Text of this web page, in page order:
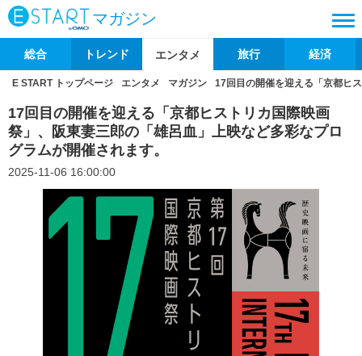
マガジン
総合 トレンド エンタメ 旅行 経済
E START トップページ エンタメ マガジン 17回目の開催を迎える「京都ヒ
17回目の開催を迎える「京都ヒストリカ国際映画
祭」、阪東妻三郎の「雄呂血」上映など多彩なプロ
グラムが開催されます。
2025-11-06 16:00:00